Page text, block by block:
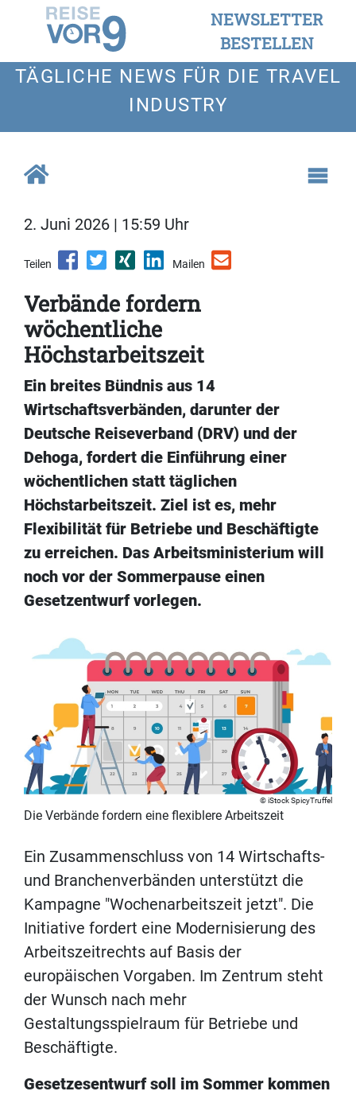
NEWSLETTER
BESTELLEN
TÄGLICHE NEWS FÜR DIE TRAVEL
INDUSTRY
2. Juni 2026 | 15:59 Uhr
Teilen Mailen
Verbände fordern
wöchentliche
Höchstarbeitszeit
Ein breites Bündnis aus 14
Wirtschaftsverbänden, darunter der
Deutsche Reiseverband (DRV) und der
Dehoga, fordert die Einführung einer
wöchentlichen statt täglichen
Höchstarbeitszeit. Ziel ist es, mehr
Flexibilität für Betriebe und Beschäftigte
zu erreichen. Das Arbeitsministerium will
noch vor der Sommerpause einen
Gesetzentwurf vorlegen.
iStock SpicyTruffel
Die Verbände fordern eine flexiblere Arbeitszeit
Ein Zusammenschluss von 14 Wirtschafts-
und Branchenverbänden unterstützt die
Kampagne "Wochenarbeitszeit jetzt". Die
Initiative fordert eine Modernisierung des
Arbeitszeitrechts auf Basis der
europäischen Vorgaben. Im Zentrum steht
der Wunsch nach mehr
Gestaltungsspielraum für Betriebe und
Beschäftigte.
Gesetzesentwurf soll im Sommer kommen